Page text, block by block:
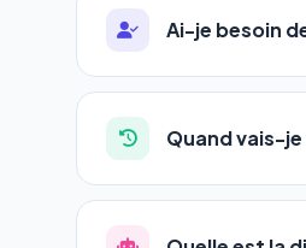
Ai-je besoin
Absolument pas.
auto-entrepreneurs,
l'adresse de votre
Quand vais-
La plupart de nos